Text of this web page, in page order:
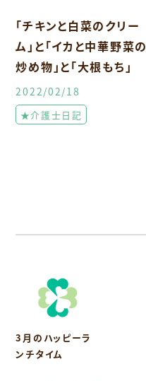
「チキンと白菜のクリー
ム」と「イカと中華野菜の
炒め物」と「大根もち」
2022/02/18
★介護士日記
3月のハッピーラ
ンチタイム